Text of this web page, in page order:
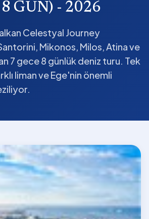
GÜN) - 2026
Celestyal Journey
Mikonos, Milos, Atina ve
7 gece 8 günlük deniz turu. Tek
liman ve Ege'nin önemli